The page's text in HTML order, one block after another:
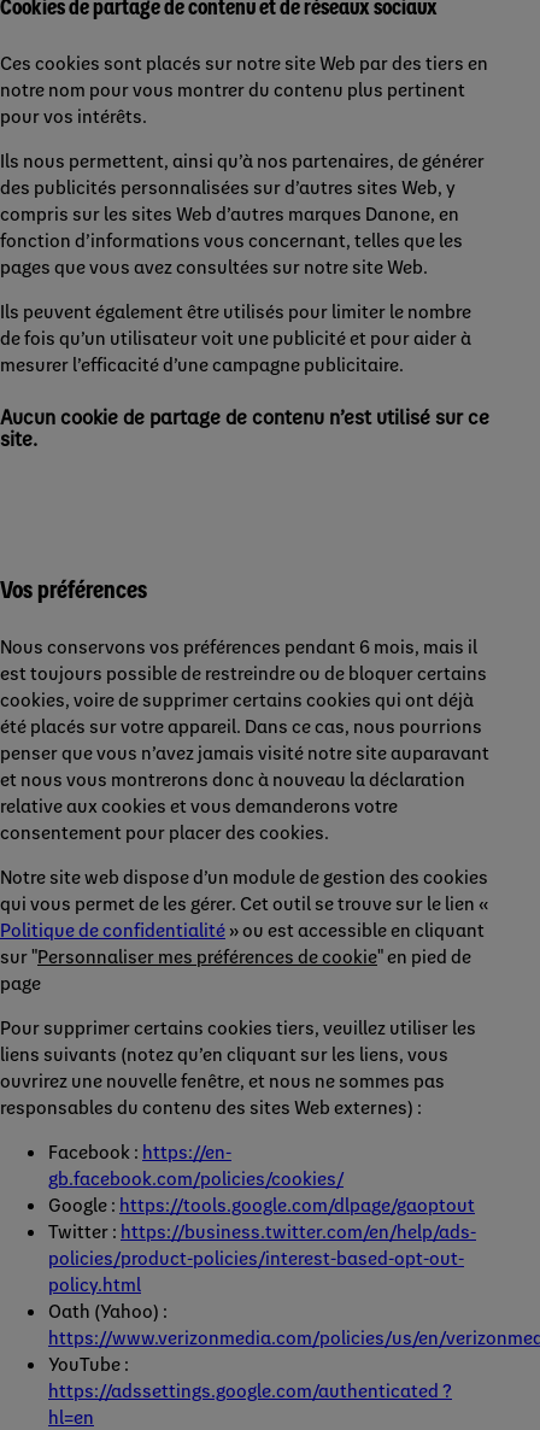
Ces cookies sont placés sur notre site Web par des tiers en
notre nom pour vous montrer du contenu plus pertinent
pour vos intérêts.
Ils nous permettent, ainsi qu’à nos partenaires, de générer
des publicités personnalisées sur d’autres sites Web, y
compris sur les sites Web d’autres marques Danone, en
fonction d’informations vous concernant, telles que les
pages que vous avez consultées sur notre site Web.
Ils peuvent également être utilisés pour limiter le nombre
de fois qu’un utilisateur voit une publicité et pour aider à
mesurer l’efficacité d’une campagne publicitaire.
Aucun cookie de partage de contenu n’est utilisé sur ce
site.
Vos préférences
Nous conservons vos préférences pendant 6 mois, mais il
est toujours possible de restreindre ou de bloquer certains
cookies, voire de supprimer certains cookies qui ont déjà
été placés sur votre appareil. Dans ce cas, nous pourrions
penser que vous n’avez jamais visité notre site auparavant
et nous vous montrerons donc à nouveau la déclaration
relative aux cookies et vous demanderons votre
consentement pour placer des cookies.
Notre site web dispose d’un module de gestion des cookies
qui vous permet de les gérer. Cet outil se trouve sur le lien «
Politique de confidentialité » ou est accessible en cliquant
sur "Personnaliser mes préférences de cookie" en pied de
page
Pour supprimer certains cookies tiers, veuillez utiliser les
liens suivants (notez qu’en cliquant sur les liens, vous
ouvrirez une nouvelle fenêtre, et nous ne sommes pas
responsables du contenu des sites Web externes) :
Facebook : https://en-
gb.facebook.com/policies/cookies/
Google : https://tools.google.com/dlpage/gaoptout
Twitter : https://business.twitter.com/en/help/ads-
policies/product-policies/interest-based-opt-out-
policy.html
Oath (Yahoo) :
https://www.verizonmedia.com/policies/us/en/
YouTube :
https://adssettings.google.com/authenticated ?
hl=en